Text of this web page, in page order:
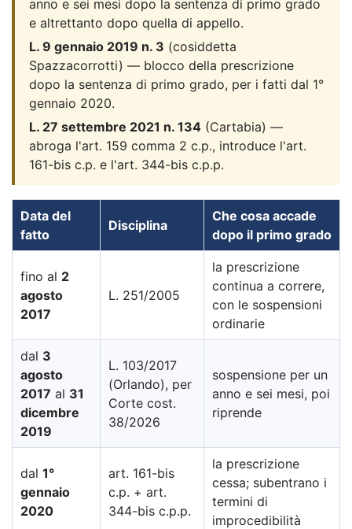
anno e sei mesi dopo la sentenza di primo grado
e altrettanto dopo quella di appello.
L. 9 gennaio 2019 n. 3 (cosiddetta
Spazzacorrotti) — blocco della prescrizione
dopo la sentenza di primo grado, per i fatti dal 1°
gennaio 2020.
L. 27 settembre 2021 n. 134 (Cartabia) —
abroga l'art. 159 comma 2 c.p., introduce l'art.
161-bis c.p. e l'art. 344-bis c.p.p.
Data del
fatto
Disciplina
Che cosa accade
dopo il primo grado
fino al 2
agosto
2017
L. 251/2005
la prescrizione
continua a correre,
con le sospensioni
ordinarie
dal 3
agosto
2017 al 31
dicembre
2019
L. 103/2017
(Orlando), per
Corte cost.
38/2026
sospensione per un
anno e sei mesi, poi
riprende
dal 1°
gennaio
2020
art. 161-bis
c.p. + art.
344-bis c.p.p.
la prescrizione
cessa; subentrano i
termini di
improcedibilità